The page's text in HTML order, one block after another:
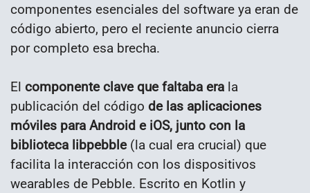
componentes esenciales del software ya eran de
código abierto, pero el reciente anuncio cierra
por completo esa brecha.
El componente clave que faltaba era la
publicación del código de las aplicaciones
móviles para Android e iOS, junto con la
biblioteca libpebble(la cual era crucial) que
facilita la interacción con los dispositivos
wearables de Pebble. Escrito en Kotlin y